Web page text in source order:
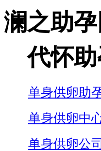
澜之助
代怀
单身供卵助
单身供卵中
单身供卵公司